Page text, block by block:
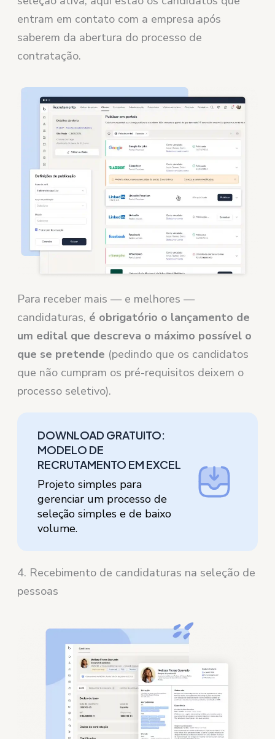
entram em contato com a empresa após
saberem da abertura do processo de
contratação.
Para receber mais — e melhores —
candidaturas, é obrigatório o lançamento de
um edital que descreva o máximo possível o
que se pretende (pedindo que os candidatos
que não cumpram os pré-requisitos deixem o
processo seletivo).
DOWNLOAD GRATUITO:
MODELO DE
RECRUTAMENTO EM EXCEL
Projeto simples para
gerenciar um processo de
seleção simples e de baixo
volume.
4. Recebimento de candidaturas na seleção de
pessoas